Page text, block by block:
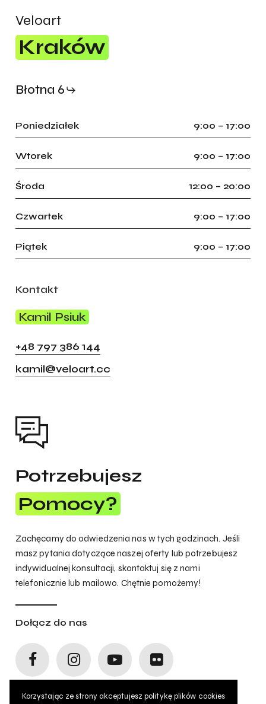
Brak produktów w koszyku.
Veloart
Kraków
Błotna 6
Poniedziałek 9:00 – 17:00
Wtorek 9:00 – 17:00
Środa 12:00 – 20:00
Czwartek 9:00 – 17:00
Piątek 9:00 – 17:00
Kontakt
Kamil Psiuk
+48 797 386 144
kamil@veloart.cc
Potrzebujesz
Pomocy?
Zachęcamy do odwiedzenia nas w tych godzinach. Jeśli
masz pytania dotyczące naszej oferty lub potrzebujesz
indywidualnej konsultacji, skontaktuj się z nami
telefonicznie lub mailowo. Chętnie pomożemy!
Dołącz do nas
Korzystając ze strony akceptujesz politykę plików cookies